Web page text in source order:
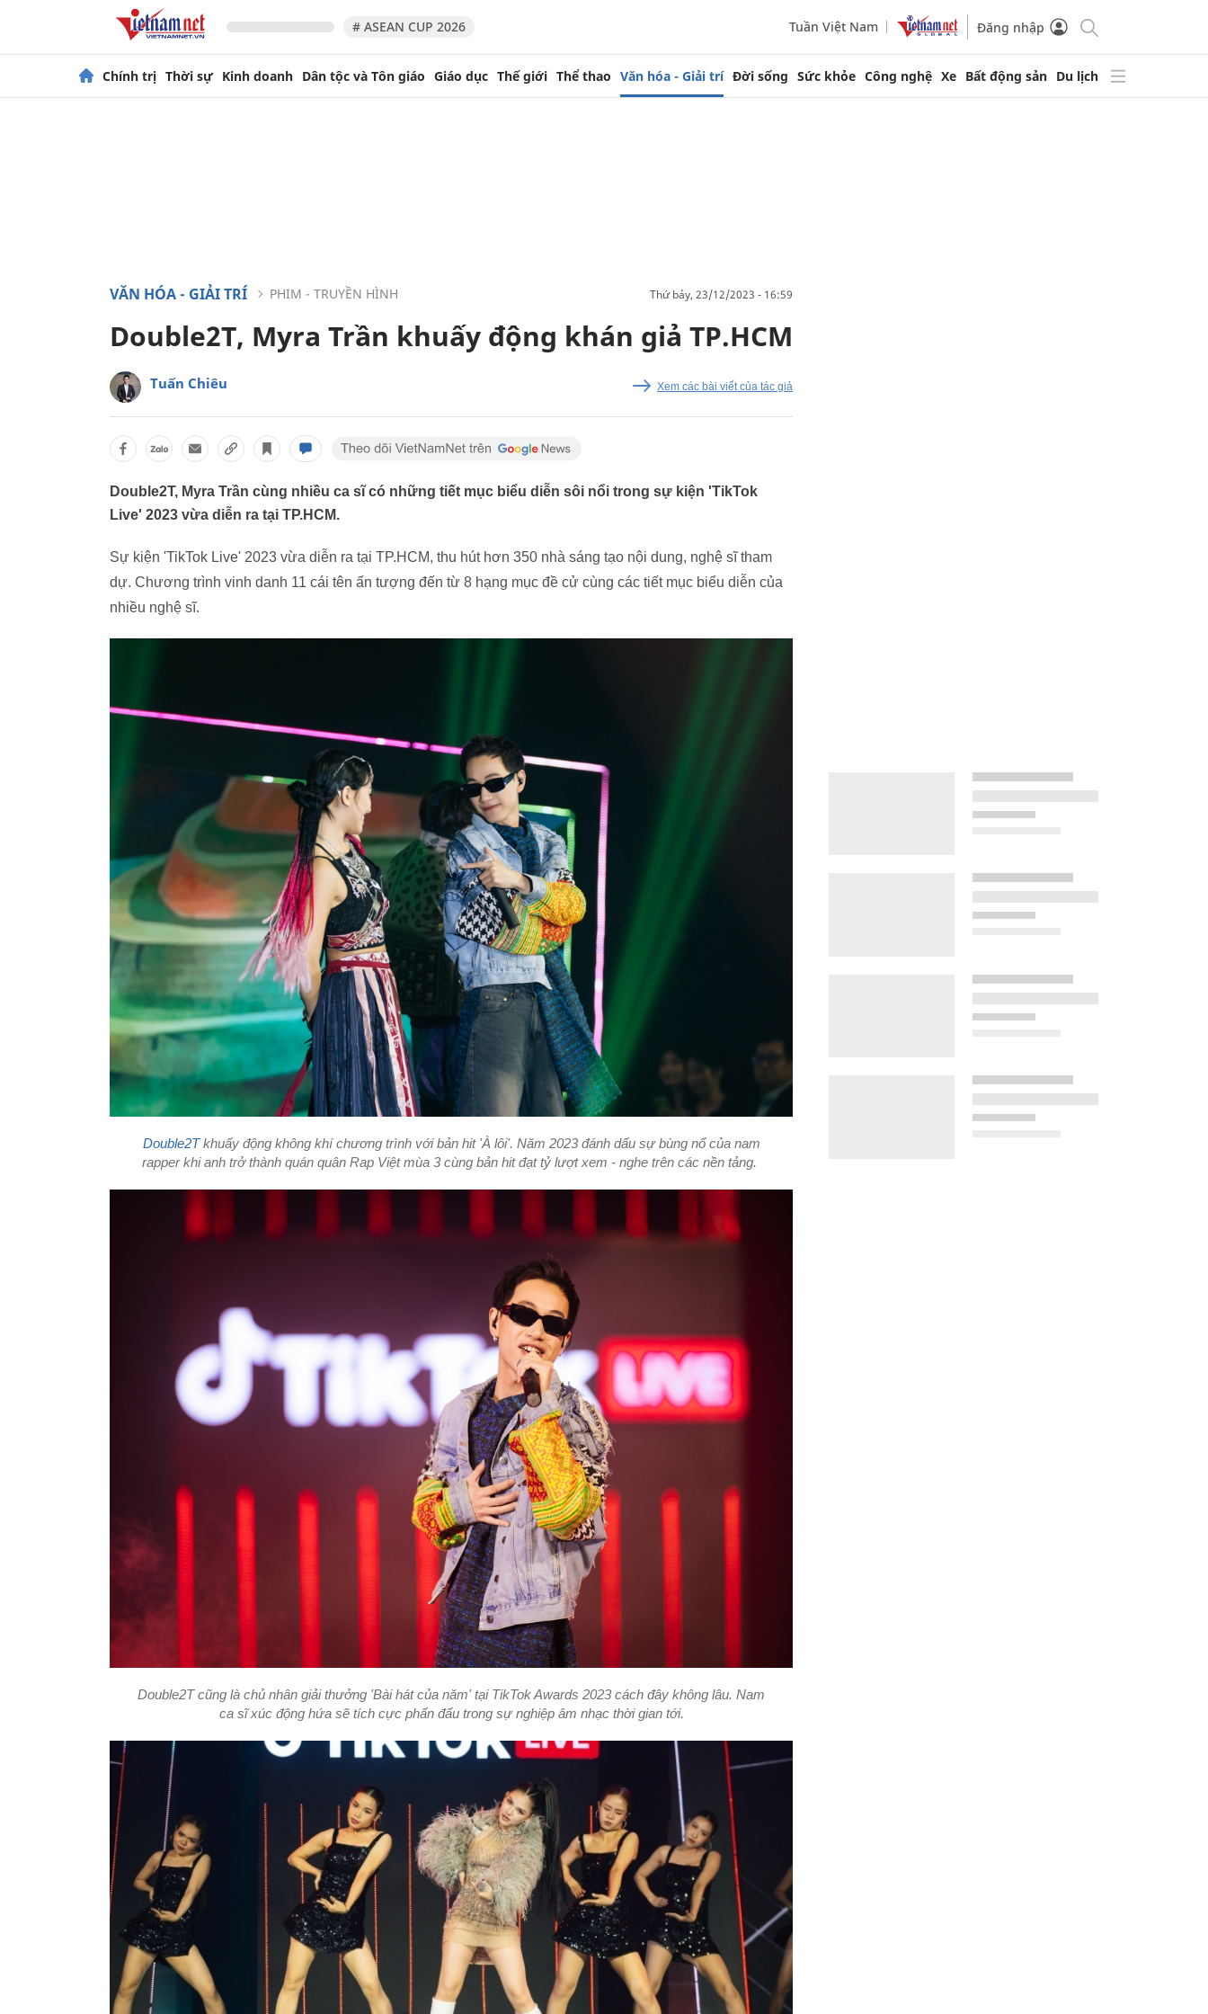
# ASEAN CUP 2026 Tuần Việt Nam Đăng nhập
Chính trị Thời sự Kinh doanh Dân tộc và Tôn giáo Giáo dục Thế giới Thể thao Văn hóa - Giải trí Đời sống Sức khỏe Công nghệ Xe Bất động sản Du lịch
VĂN HÓA - GIẢI TRÍ PHIM - TRUYỀN HÌNH thứ bảy, 23/12/2023 - 16:59
Double2T, Myra Trần khuấy động khán giả TP.HCM
Tuấn Chiêu Xem các bài viết của tác giả
Double2T, Myra Trần cùng nhiều ca sĩ có những tiết mục biểu diễn sôi nổi trong sự kiện 'TikTok
Live' 2023 vừa diễn ra tại TP.HCM.
Sự kiện 'TikTok Live' 2023 vừa diễn ra tại TP.HCM, thu hút hơn 350 nhà sáng tạo nội dung, nghệ sĩ tham
dự. Chương trình vinh danh 11 cái tên ấn tượng đến từ 8 hạng mục đề cử cùng các tiết mục biểu diễn của
nhiều nghệ sĩ.
Double2Tkhuấy động không khí chương trình với bản hit 'À lôi'. Năm 2023 đánh dấu sự bùng nổ của nam
rapper khi anh trở thành quán quân Rap Việt mùa 3 cùng bản hit đạt tỷ lượt xem - nghe trên các nền tảng.
Double2T cũng là chủ nhân giải thưởng 'Bài hát của năm' tại TikTok Awards 2023 cách đây không lâu. Nam
ca sĩ xúc động hứa sẽ tích cực phấn đấu trong sự nghiệp âm nhạc thời gian tới.